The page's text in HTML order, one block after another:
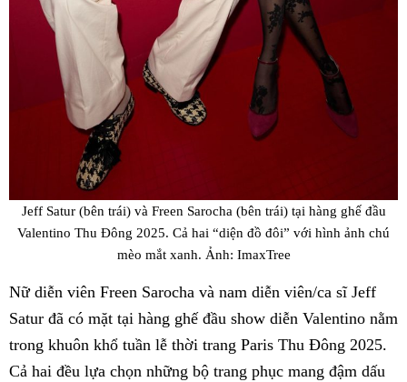
Jeff Satur (bên trái) và Freen Sarocha (bên trái) tại hàng ghế đầu
Valentino Thu Đông 2025. Cả hai “diện đồ đôi” với hình ảnh chú
mèo mắt xanh. Ảnh: ImaxTree
Nữ diễn viên Freen Sarocha và nam diễn viên/ca sĩ Jeff
Satur đã có mặt tại hàng ghế đầu show diễn Valentino nằm
trong khuôn khổ tuần lễ thời trang Paris Thu Đông 2025.
Cả hai đều lựa chọn những bộ trang phục mang đậm dấu